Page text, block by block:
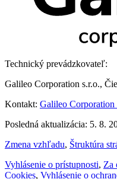
Technický prevádzkovateľ:
Galileo Corporation s.r.o.,
Kontakt: Galileo Corporation
Posledná aktualizácia: 5. 8.
Zmena vzhľadu, Štruktúra
Vyhlásenie o prístupnosti, Za
Cookies, Vyhlásenie o